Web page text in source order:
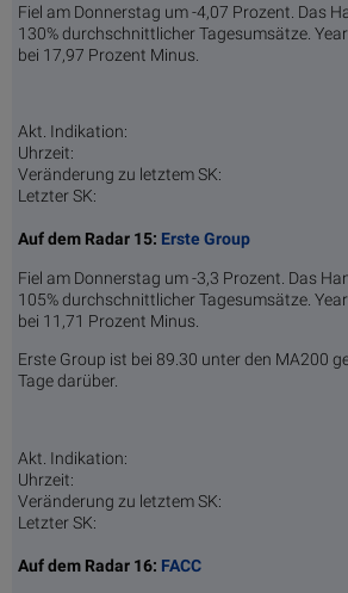
Fiel am Donnerstag um -4,07 Prozent. Das
130% durchschnittlicher Tagesumsätze.
bei 17,97 Prozent Minus.
Akt. Indikation:
Uhrzeit:
Veränderung zu letztem SK:
Letzter SK:
Auf dem Radar 15: Erste Group
Fiel am Donnerstag um -3,3 Prozent. Das
105% durchschnittlicher Tagesumsätze.
bei 11,71 Prozent Minus.
Erste Group ist bei 89.30 unter den MA200
Tage darüber.
Akt. Indikation:
Uhrzeit:
Veränderung zu letztem SK:
Letzter SK:
Auf dem Radar 16: FACC